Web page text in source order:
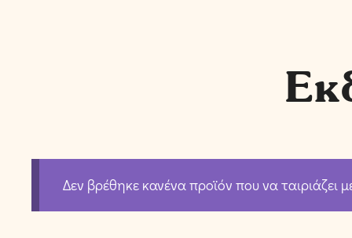
Δεν βρέθηκε κανένα προϊόν που να ταιριάζει